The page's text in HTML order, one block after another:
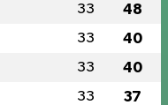
33 48
33 40
33 40
33 37